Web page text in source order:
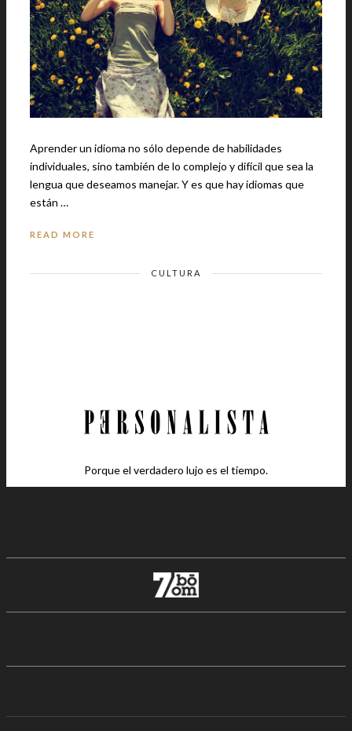
Aprender un idioma no sólo depende de habilidades
individuales, sino también de lo complejo y difícil que sea la
lengua que deseamos manejar. Y es que hay idiomas que
están …
READ MORE
CULTURA
Porque el verdadero lujo es el tiempo.